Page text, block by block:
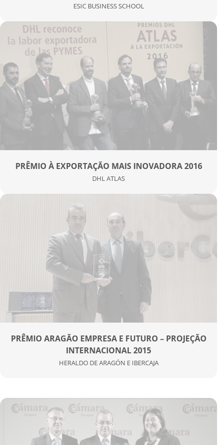
ESIC BUSINESS SCHOOL
PRÊMIO À EXPORTAÇÃO MAIS INOVADORA 2016
DHL ATLAS
PRÊMIO ARAGÃO EMPRESA E FUTURO – PROJEÇÃO
INTERNACIONAL 2015
HERALDO DE ARAGÓN E IBERCAJA